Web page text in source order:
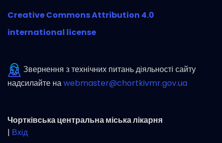
Creative Commons Attribution 4.0
international license
Звернення з технічних питань діяльності сайту
надсилайте наwebmaster@chortkivmr.gov.ua
Чортківська центральна міська лікарня
| Вхід